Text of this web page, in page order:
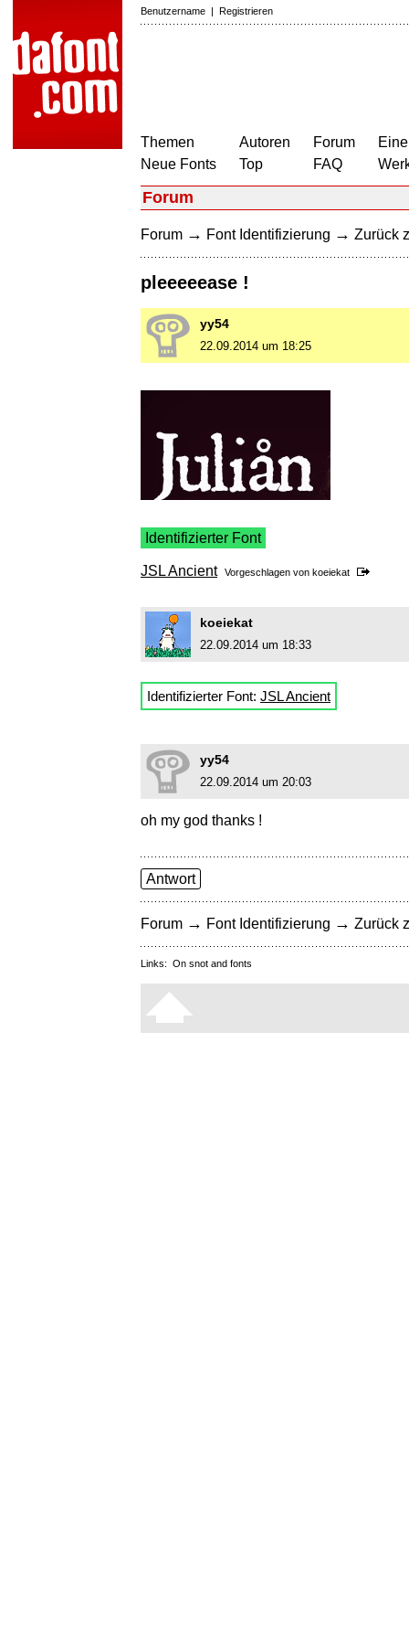
Benutzername | Registrieren
Themen
Neue Fonts
Autoren
Top
Forum
FAQ
Forum
Forum → Font Identifizierung → Zurück
pleeeeease !
yy54
22.09.2014 um 18:25
Identifizierter Font
JSL Ancient Vorgeschlagen von koeiekat
koeiekat
22.09.2014 um 18:33
Identifizierter Font: JSL Ancient
yy54
22.09.2014 um 20:03
oh my god thanks !
Antwort
Forum → Font Identifizierung → Zurück
Links: On snot and fonts